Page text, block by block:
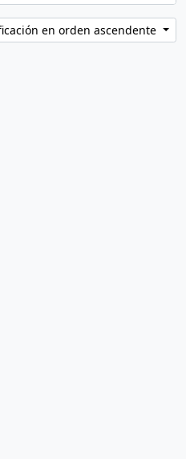
en orden ascendente